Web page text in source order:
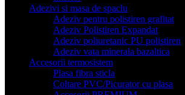
Adezivi si masa de spaclu
Adeziv pentru polistiren grafitat
Adeziv Polistiren Expandat
Adeziv poliuretanic PU polistiren
Adeziv vata minerala bazaltica
Accesorii termosistem
Plasa fibra sticla
Coltare PVC/Picurator cu plasa